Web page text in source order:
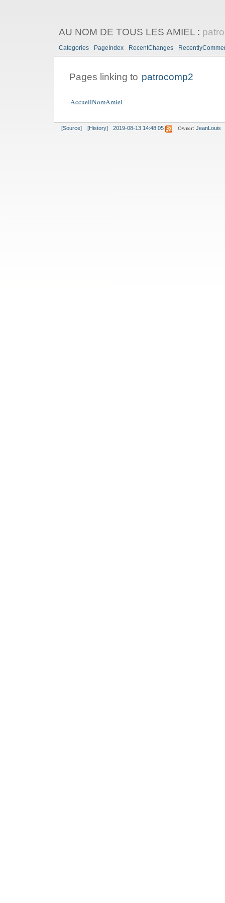
AU NOM DE TOUS LES AMIEL:
Categories PageIndex RecentChanges
Pages linking to patrocomp2
AccueilNomAmiel
[Source] [History] 2019-08-13 14:48:05 Owner: JeanLouis